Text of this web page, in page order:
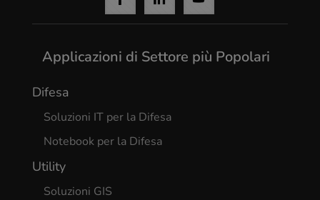
Applicazioni di Settore più Popolari
Difesa
Soluzioni IT per la Difesa
Notebook per la Difesa
Utility
Soluzioni GIS